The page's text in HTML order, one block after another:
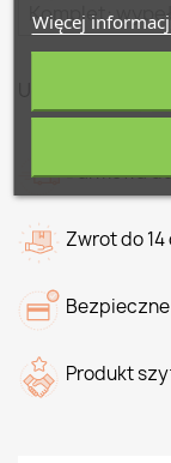
Darmowa
Zwrot do 14
Produkt
Więcej